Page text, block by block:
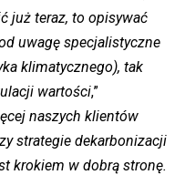
już teraz, to opisywać
uwagę specjalistyczne
klimatycznego), tak
wartości,”
naszych klientów
strategie dekarbonizacji
krokiem w dobrą stronę.